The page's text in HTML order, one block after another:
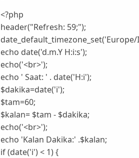
<?php
header("Refresh: 59;");
echo date('d.m.Y H:i:s');
echo('<br>');
echo ' Saat: ' . date('H:i');
$dakika=date('i');
$tam=60;
$kalan= $tam - $dakika;
echo('<br>');
echo 'Kalan Dakika:' .$kalan;
if (date('i') < 1) {